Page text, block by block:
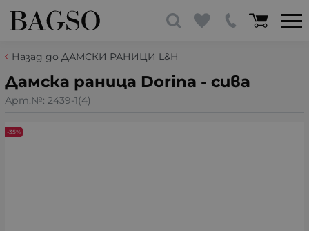
Назад до ДАМСКИ РАНИЦИ L&H
Дамска раница Dorina - сива
Арт.№: 2439-1(4)
-35%